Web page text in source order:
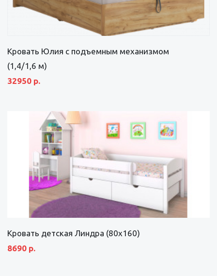
Кровать Юлия с подъемным механизмом
(1,4/1,6 м)
32950 р.
Кровать детская Линдра (80х160)
8690 р.